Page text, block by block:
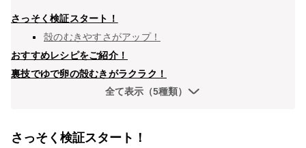
さっそく検証スタート！
殻のむきやすさがアップ！
おすすめレシピをご紹介！
裏技でゆで卵の殻むきがラクラク！
全て表示（5種類）
さっそく検証スタート！